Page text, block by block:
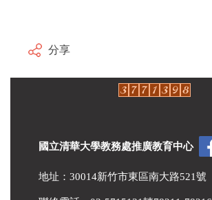
分享
國立清華大學教務處推廣教育中心
地址：30014新竹市東區南大路521號